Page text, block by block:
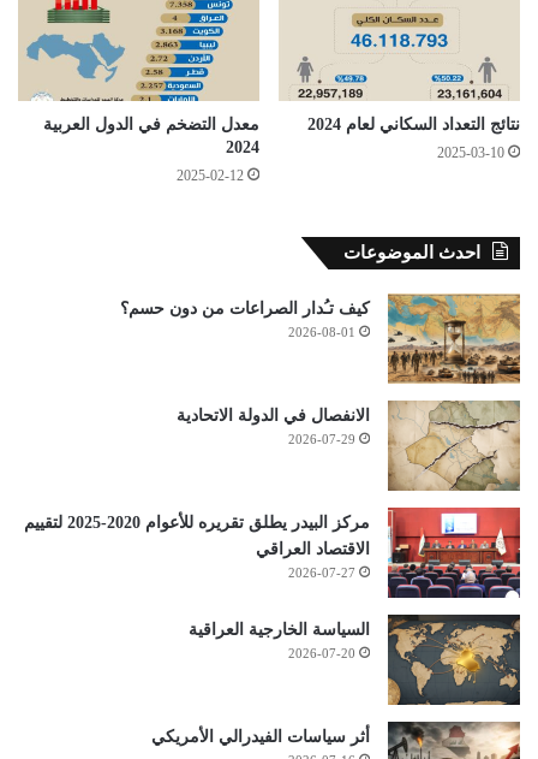
نتائج التعداد السكاني لعام 2024
2025-03-10
معدل التضخم في الدول العربية
2024
2025-02-12
احدث الموضوعات
كيف تـُدار الصراعات من دون حسم؟
2026-08-01
الانفصال في الدولة الاتحادية
2026-07-29
مركز البيدر يطلق تقريره للأعوام 2020-2025 لتقييم
الاقتصاد العراقي
2026-07-27
السياسة الخارجية العراقية
2026-07-20
أثر سياسات الفيدرالي الأمريكي